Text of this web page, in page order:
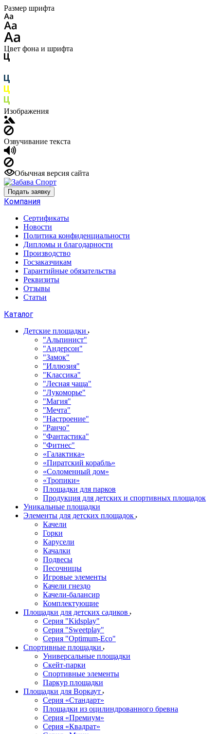
Размер шрифта
Цвет фона и шрифта
Изображения
Озвучивание текста
Обычная версия сайта
Подать заявку
Компания
Сертификаты
Новости
Политика конфиденциальности
Дипломы и благодарности
Производство
Госзаказчикам
Гарантийные обязательства
Реквизиты
Отзывы
Статьи
Каталог
Детские площадки
"Альпинист"
"Андерсон"
"Замок"
"Иллюзия"
"Классика"
"Лесная чаща"
"Лукоморье"
"Магия"
"Мечта"
"Настроение"
"Ранчо"
"Фантастика"
"Фитнес"
«Галактика»
«Пиратский корабль»
«Соломенный дом»
«Тропики»
Площадки для парков
Продукция для детских и спортивных площадок
Уникальные площадки
Элементы для детских площадок
Качели
Горки
Карусели
Качалки
Подвесы
Песочницы
Игровые элементы
Качели гнездо
Качели-балансир
Комплектующие
Площадки для детских садиков
Серия "Kidsplay"
Серия "Sweetplay"
Серия "Оptimum-Еco"
Спортивные площадки
Универсальные площадки
Скейт-парки
Спортивные элементы
Паркур площадки
Площадки для Воркаут
Серия «Стандарт»
Площадки из оцилиндрованного бревна
Серия «Премиум»
Серия «Квадрат»